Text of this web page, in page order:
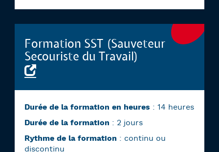
Formation SST (Sauveteur
Secouriste du Travail)
Durée de la formation en heures : 14 heures
Durée de la formation : 2 jours
Rythme de la formation : continu ou
discontinu